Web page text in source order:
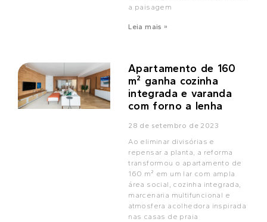
a paisagem
Leia mais »
Apartamento de 160
m² ganha cozinha
integrada e varanda
com forno a lenha
28 de setembro de 2023
Ao eliminar divisórias e
repensar a planta, a reforma
transformou o apartamento de
160 m² em um lar com ampla
área social, cozinha integrada,
marcenaria multifuncional e
atmosfera acolhedora inspirada
nas casas de praia